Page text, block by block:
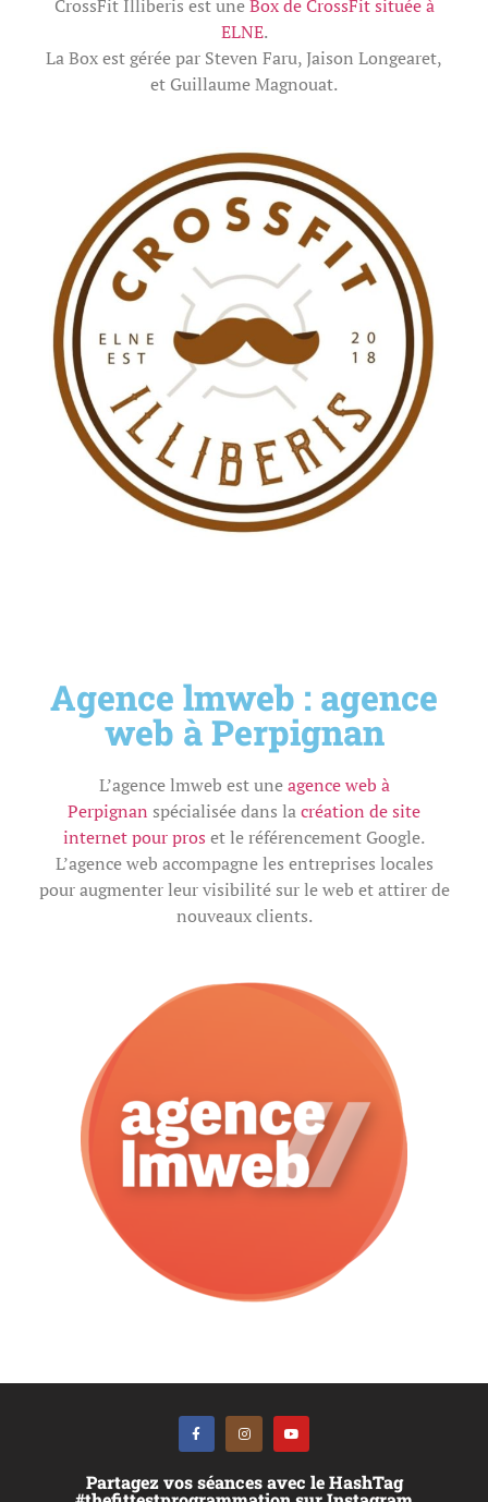
CrossFit Illiberis est uneBox de CrossFit située à
ELNE.
La Box est gérée par Steven Faru, Jaison Longearet,
et Guillaume Magnouat.
Agence lmweb : agence
web à Perpignan
L’agence lmweb est uneagence web à
Perpignan spécialisée dans lacréation de site
internet pour pros et le référencement Google.
L’agence web accompagne les entreprises locales
pour augmenter leur visibilité sur le web et attirer de
nouveaux clients.
Partagez vos séances avec le HashTag